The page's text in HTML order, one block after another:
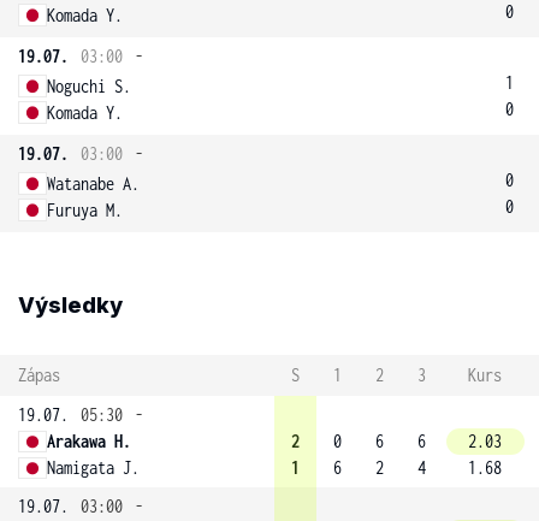
Komada Y.
0
19.07. 03:00
-
Noguchi S.
Komada Y.
1
0
19.07. 03:00
-
Watanabe A.
Furuya M.
0
0
Výsledky
Zápas S 1 2 3
Kurs
19.07.
05:30
-
Arakawa H.
Namigata J.
2
1
0
6
6
2
6
4
2.03
1.68
19.07.
03:00
-